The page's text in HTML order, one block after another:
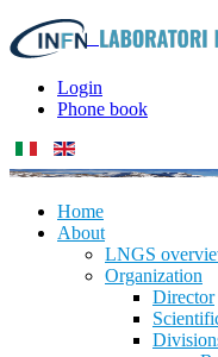
Login
Phone book
Home
About
LNGS
Organization
Director